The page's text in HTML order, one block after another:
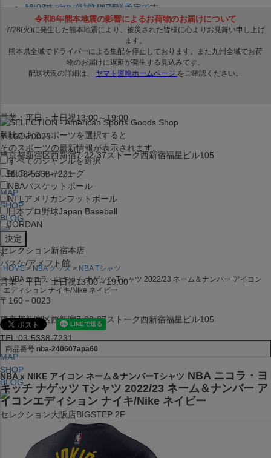
セレクション公式LINE@
営業：平日・土日祝13:00～19:00
〒160－0023
東京都新宿区西新宿7-22-37ストーク西新宿福星ビル105
TEL:03-5338-7231
MAP
SHOP
BLOG
セレクション新宿本店
バスケ/アメフト館
営業：平日・土日祝13:00～19:00
〒160－0023
東京都新宿区西新宿7-22-37ストーク西新宿福星ビル105
TEL:03-5338-7231
MAP
SHOP
BLOG
セレクション大阪店BIGSTEP 2F
営業：平日・土日祝12:00～19:00
〒542-008
12:00までのご注文は発送予定です。
在庫品は 1-3営業日内で発送!! ※お取寄せ商品は対象外
興味のあるスポーツを選択すると
そのスポーツの最新情報が表示されます。
すべてのジャンルを選択
MLBメジャーリーグ
NBAバスケットボール
NFL アメリカンフットボール
日本プロ野球Japan Baseball
JORDAN
x
HOME NBA グッズ
NBA Tシャツ
NBA ニコラ・ヨキッチ ナゲッツ Tシャツ 2022/23 ネーム＆ナンバー アイコン
エディション ナイキ/Nike ネイビー
商品番号 nba-240607apa60
NBA x NIKE アイコン ネーム＆ナンバーTシャツ NBA ニコラ・ヨ
キッチ ナゲッツ Tシャツ 2022/23 ネーム＆ナンバー ア
イコンエディション ナイキ/Nike ネイビー